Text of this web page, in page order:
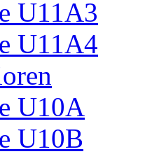
U11A3
U11A4
U10A
U10B